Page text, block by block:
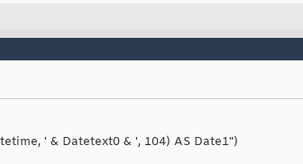
' & Datetext0 & ', 104) AS Date1")